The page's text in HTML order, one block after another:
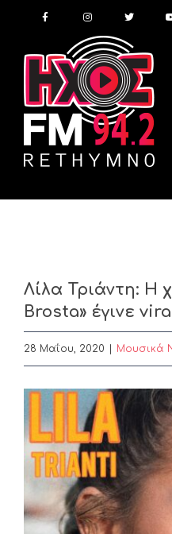
content
Λίλα Τριάντη: Η
Brosta» έγινε
28 Μαΐου, 2020 Μουσικά
View
Larger
Image